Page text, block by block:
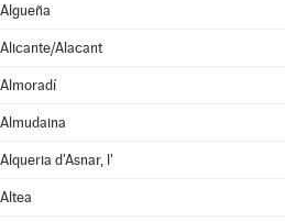
Algueña
Alicante/Alacant
Almoradí
Almudaina
Alqueria d'Asnar, l'
Altea